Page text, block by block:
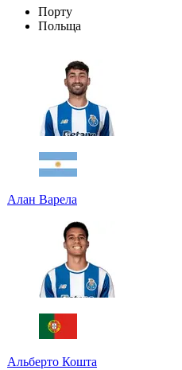
Порту
Польща
Алан Варела
Альберто Кошта